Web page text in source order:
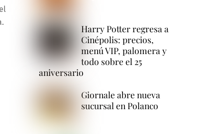
Harry Potter regresa a
Cinépolis: precios,
menú VIP, palomera y
todo sobre el 25
aniversario
Giornale abre nueva
sucursal en Polanco